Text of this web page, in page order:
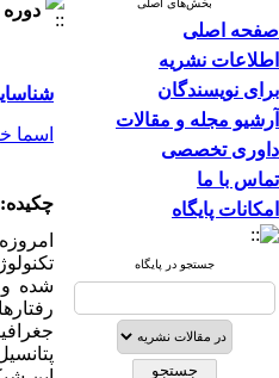
بخش‌های اصلی
صفحه اصلی
اطلاعات نشریه
برای نویسندگان
آرشیو مجله و مقالات
داوری تخصصی
تماس با ما
امکانات پایگاه
جستجو در پایگاه
دوره ۶، شماره ۱ - ( ۷-۱۳۹۵ )
اسما
چکیده:
شده و